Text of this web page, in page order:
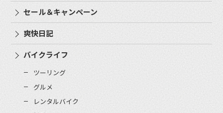
セール＆キャンペーン
爽快日記
バイクライフ
ツーリング
グルメ
レンタルバイク